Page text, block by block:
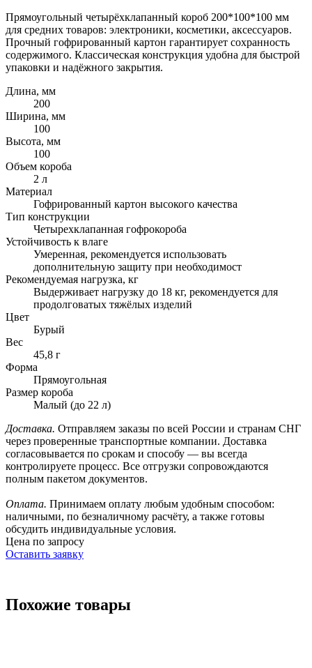
Прямоугольный четырёхклапанный короб 200*100*100 мм
для средних товаров: электроники, косметики, аксессуаров.
Прочный гофрированный картон гарантирует сохранность
содержимого. Классическая конструкция удобна для быстрой
упаковки и надёжного закрытия.
Длина, мм
200
Ширина, мм
100
Высота, мм
100
Объем короба
2 л
Материал
Гофрированный картон высокого качества
Тип конструкции
Четырехклапанная гофрокороба
Устойчивость к влаге
Умеренная, рекомендуется использовать
дополнительную защиту при необходимост
Рекомендуемая нагрузка, кг
Выдерживает нагрузку до 18 кг, рекомендуется для
продолговатых тяжёлых изделий
Цвет
Бурый
Вес
45,8 г
Форма
Прямоугольная
Размер короба
Малый (до 22 л)
Доставка. Отправляем заказы по всей России и странам СНГ
через проверенные транспортные компании. Доставка
согласовывается по срокам и способу — вы всегда
контролируете процесс. Все отгрузки сопровождаются
полным пакетом документов.
Оплата. Принимаем оплату любым удобным способом:
наличными, по безналичному расчёту, а также готовы
обсудить индивидуальные условия.
Цена по запросу
Оставить заявку
Похожие товары